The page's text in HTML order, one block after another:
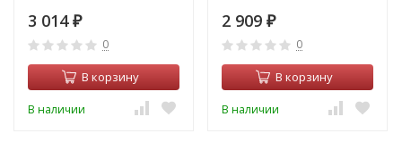
3 014 ₽
0
В корзину
В наличии
2 909 ₽
0
В корзину
В наличии